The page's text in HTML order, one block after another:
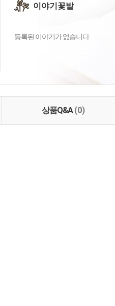
이야기꽃밭
등록된 이야기가 없습니다.
상품Q&A(0)